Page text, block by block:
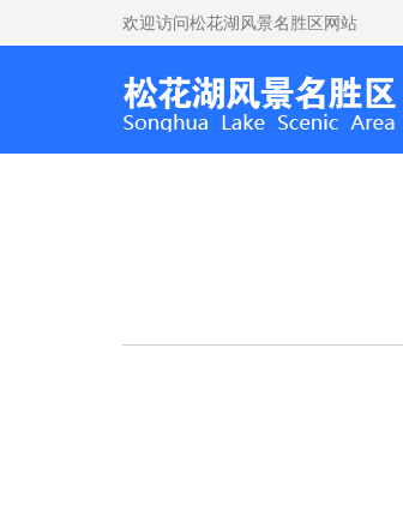
欢迎访问松花湖风景名胜区网站